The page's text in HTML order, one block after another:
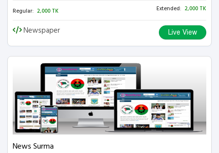
Regular: 2,000 TK Extended: 2,000 TK
Newspaper Live View
News Surma